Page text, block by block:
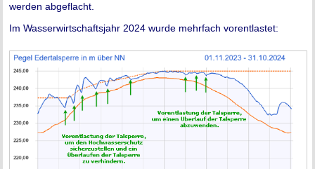
werden abgeflacht.
Im Wasserwirtschaftsjahr 2024 wurde mehrfach vorentlastet: